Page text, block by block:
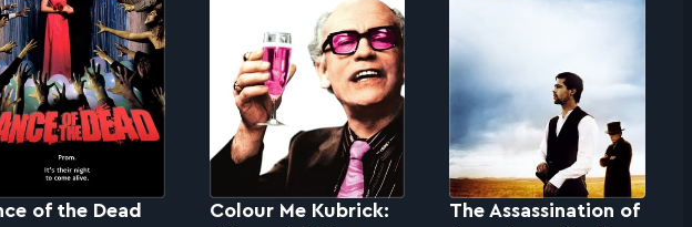
of the Dead
Colour Me Kubrick:
The Assassination of